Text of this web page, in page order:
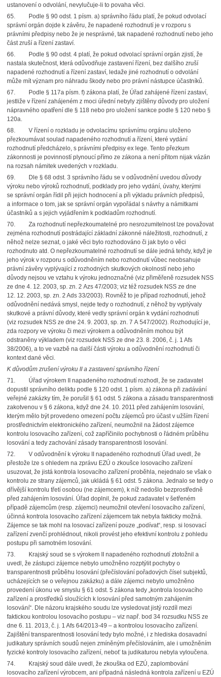
ustanovení o odvolání, nevylučuje-li to povaha věci.
65.
Podle § 90 odst. 1 písm. a) správního řádu platí, že pokud odvolací
správní orgán dojde k závěru, že napadené rozhodnutí je v rozporu s
právními předpisy nebo že je nesprávné, tak napadené rozhodnutí nebo jeho
část zruší a řízení zastaví.
66.
Podle § 90 odst. 4 platí, že pokud odvolací správní orgán zjistí, že
nastala skutečnost, která odůvodňuje zastavení řízení, bez dalšího zruší
napadené rozhodnutí a řízení zastaví, ledaže jiné rozhodnutí o odvolání
může mít význam pro náhradu škody nebo pro právní nástupce účastníků.
67.
Podle § 117a písm. f) zákona platí, že Úřad zahájené řízení zastaví,
jestliže v řízení zahájeném z moci úřední nebyly zjištěny důvody pro uložení
nápravného opatření dle § 118 nebo pro uložení sankce podle § 120 nebo §
120a.
68.
V řízení o rozkladu je odvolacímu správnímu orgánu uloženo
přezkoumávat soulad napadeného rozhodnutí a řízení, které vydání
rozhodnutí předcházelo, s právními předpisy ex lege. Tento přezkum
zákonnosti je povinností plynoucí přímo ze zákona a není přitom nijak vázán
na rozsah námitek uvedených v rozkladu.
69.
Dle § 68 odst. 3 správního řádu se v odůvodnění uvedou důvody
výroku nebo výroků rozhodnutí, podklady pro jeho vydání, úvahy, kterými
se správní orgán řídil při jejich hodnocení a při výkladu právních předpisů,
a informace o tom, jak se správní orgán vypořádal s návrhy a námitkami
účastníků a s jejich vyjádřením k podkladům rozhodnutí.
70.
Za rozhodnutí nepřezkoumatelné pro nesrozumitelnost lze považovat
zejména rozhodnutí postrádající základní zákonné náležitosti, rozhodnutí, z
něhož nelze seznat, o jaké věci bylo rozhodováno či jak bylo o věci
rozhodnuto atd. O nepřezkoumatelné rozhodnutí se dále jedná tehdy, když je
jeho výrok v rozporu s odůvodněním nebo rozhodnutí vůbec neobsahuje
právní závěry vyplývající z rozhodných skutkových okolností nebo jeho
důvody nejsou ve vztahu k výroku jednoznačné (viz přiměřeně rozsudek NSS
ze dne 4. 12. 2003, sp. zn. 2 Azs 47/2003; viz též rozsudek NSS ze dne
12. 12. 2003, sp. zn. 2 Ads 33/2003). Rovněž to je případ rozhodnutí, jehož
odůvodnění nedává smysl, nejde tedy o rozhodnutí, z něhož by vyplývaly
skutkové a právní důvody, které vedly správní orgán k vydání rozhodnutí
(viz rozsudek NSS ze dne 24. 9. 2003, sp. zn. 7 A 547/2002). Rozhodující je,
zda rozpory ve výroku či mezi výrokem a odůvodněním mohou být
odstraněny výkladem (viz rozsudek NSS ze dne 23. 8. 2006, č. j. 1 Afs
38/2006), a to ve vazbě na další části výroku a odůvodnění rozhodnutí či
kontext dané věci.
K důvodům zrušení výroku II a zastavení správního řízení
71.
Úřad výrokem II napadeného rozhodnutí rozhodl, že se zadavatel
dopustil správního deliktu podle § 120 odst. 1 písm. a) zákona při zadávání
veřejné zakázky tím, že porušil § 61 odst. 5 zákona a zásadu transparentnosti
zakotvenou v § 6 zákona, když dne 24. 10. 2011 před zahájením losování,
kterým mělo být provedeno omezení počtu zájemců pro účast v užším řízení
prostřednictvím elektronického zařízení, neumožnil na žádost zájemce
kontrolu losovacího zařízení, což zapříčinilo pochybnosti o řádném průběhu
losování a tedy zachování zásady transparentnosti losování.
72.
V odůvodnění k výroku II napadeného rozhodnutí Úřad uvedl, že
přestože lze s ohledem na zprávu EZÚ o zkoušce losovacího zařízení
usuzovat, že jistá kontrola losovacího zařízení proběhla, nejednalo se však o
kontrolu ze strany zájemců, jak ukládá § 61 odst. 5 zákona. Jednalo se tedy o
dřívější kontrolu třetí osobou (ne zájemcem), k níž nedošlo bezprostředně
před zahájením losování. Úřad doplnil, že pokud zadavatel v šetřeném
případě zájemcům (resp. zájemci) neumožnil otevření losovacího zařízení,
účinná kontrola losovacího zařízení zájemcem tak nebyla fakticky možná.
Zájemce se tak mohl na losovací zařízení pouze „podívat“, resp. si losovací
zařízení zvenčí prohlédnout, nikoli provést jeho efektivní kontrolu z pohledu
postupu při samotném losování.
73.
Krajský soud se s výrokem II napadeného rozhodnutí ztotožnil a
uvedl, že zástupci zájemce nebylo umožněno rozptýlit pochyby o
transparentnosti průběhu losování (přečíslování pořadových čísel subjektů,
ucházejících se o veřejnou zakázku) a dále zájemci nebylo umožněno
provedení úkonu ve smyslu § 61 odst. 5 zákona tedy „kontrola losovacího
zařízení a prostředků sloužících k losování před samotným zahájením
losování“. Dle názoru krajského soudu lze vysledovat jistý rozdíl mezi
faktickou kontrolou losovacího postupu – viz např. bod 34 rozsudku NSS ze
dne 6. 11. 2013, č. j. 1 Afs 64/2013-49 – a kontrolou losovacího zařízení.
Zajištění transparentnosti losování tedy bylo možné, i z hlediska dosavadní
judikatury správních soudů nejen zmíněným přečíslováním, ale i umožněním
fyzické kontroly losovacího zařízení, neboť ta judikaturou nebyla vyloučena.
74.
Krajský soud dále uvedl, že zkouška od EZÚ, zaplombování
losovacího zařízení výrobcem, ani případná následná kontrola zařízení u EZÚ